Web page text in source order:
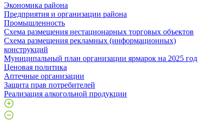
Экономика района
Предприятия и организации района
Промышленность
Схема размещения нестационарных торговых объектов
Схема размещения рекламных (информационных)
конструкций
Муниципальный план организации ярмарок на 2025 год
Ценовая политика
Аптечные организации
Защита прав потребителей
Реализация алкогольной продукции